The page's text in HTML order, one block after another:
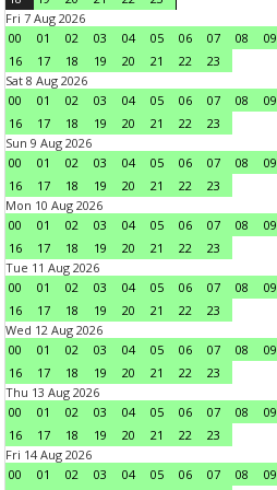
Fri 7 Aug 2026
00
01 02 03 04 05 06 07 08 09
16
17 18 19 20 21 22
23
Sat 8 Aug 2026
00
01 02 03 04 05 06 07 08 09
16
17 18 19 20 21 22
23
Sun 9 Aug 2026
00
01 02 03 04 05 06 07 08 09
16
17 18 19 20 21 22
23
Mon 10 Aug 2026
00
01 02 03 04 05 06 07 08 09
16
17 18 19 20 21 22
23
Tue 11 Aug 2026
00
01 02 03 04 05 06 07 08 09
16
17 18 19 20 21 22
23
Wed 12 Aug 2026
00
01 02 03 04 05 06 07 08 09
16
17 18 19 20 21 22
23
Thu 13 Aug 2026
00
01 02 03 04 05 06 07 08 09
16
17 18 19 20 21 22
23
Fri 14 Aug 2026
00
01 02 03 04 05 06 07 08 09